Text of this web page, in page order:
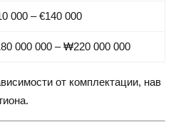
000 – €140 000
000 000 – ₩220 000 000
от комплектации, нав